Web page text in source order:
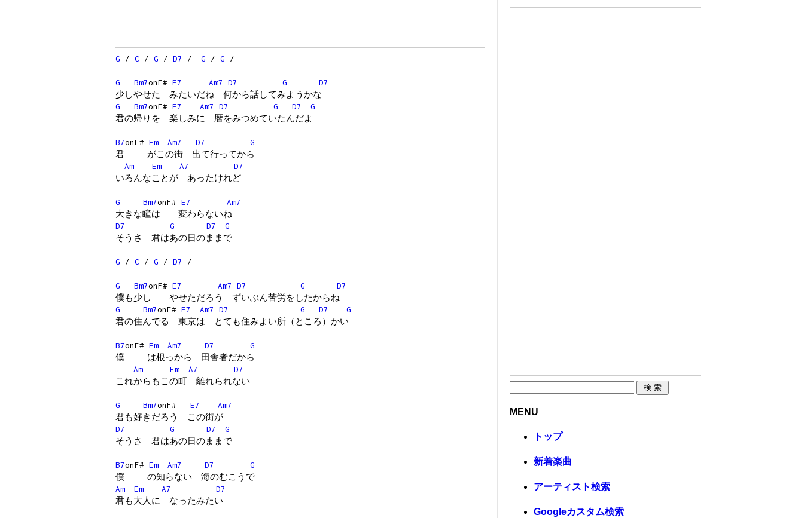
G / C / G / D7 / G / G /
G Bm7onF# E7 Am7 D7 G
D7
少しやせた みたいだね 何から話してみようかな
G
Bm7onF# E7 Am7 D7 G D7
G
君の帰りを 楽しみに 暦をみつめていたんだよ
B7onF# Em Am7 D7
G
君 がこの街 出て行ってから
Am
Em A7
D7
いろんなことが あったけれど
G Bm7onF# E7
Am7
大きな瞳は 変わらないね
D7
G D7
G
そうさ 君はあの日のままで
G / C / G / D7 /
G Bm7onF# E7 Am7 D7 G
D7
僕も少し やせただろう ずいぶん苦労をしたからね
G
Bm7onF# E7 Am7 D7 G D7
G
君の住んでる 東京は とても住みよい所（ところ）かい
B7onF# Em Am7 D7
G
僕 は根っから 田舎者だから
Am
Em A7
D7
これからもこの町 離れられない
G Bm7onF# E7
Am7
君も好きだろう この街が
D7
G D7
G
そうさ 君はあの日のままで
B7onF# Em Am7 D7
G
僕 の知らない 海のむこうで
Am
Em A7
D7
君も大人に なったみたい
MENU
トップ
新着楽曲
アーティスト検索
Googleカスタム検索